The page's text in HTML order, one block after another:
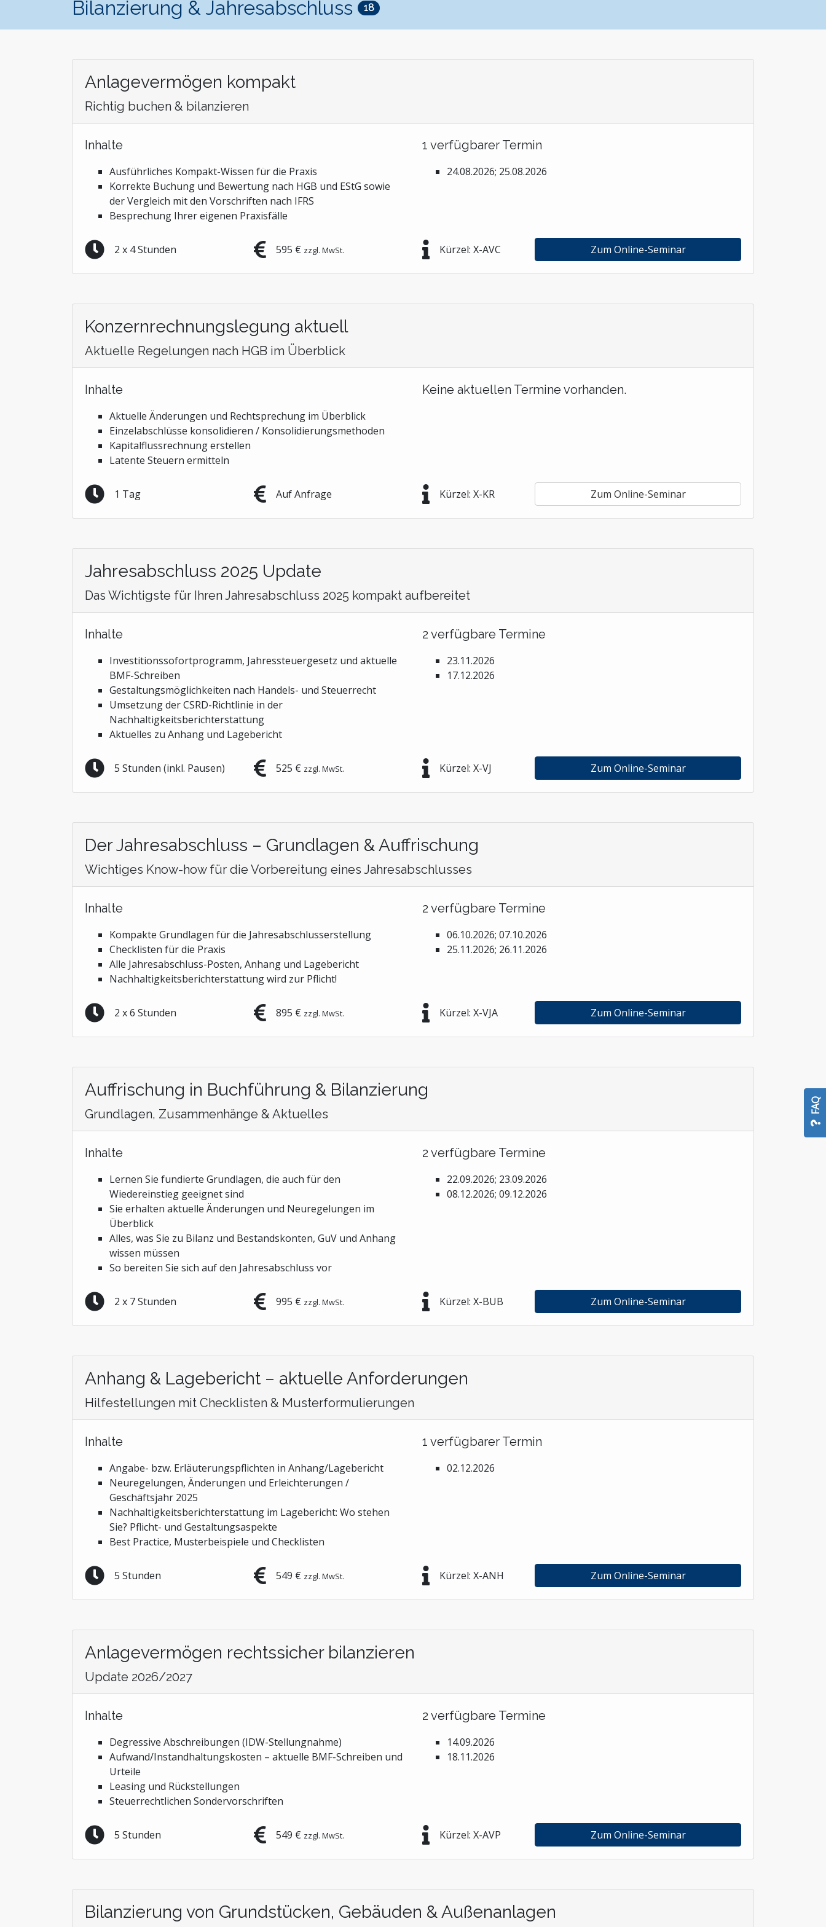
Steuern, Finanzen und Controlling
Bilanzierung & Jahresabschluss 18
Anlagevermögen kompakt
Richtig buchen & bilanzieren
Inhalte
Ausführliches Kompakt-Wissen für die Praxis
Korrekte Buchung und Bewertung nach HGB und EStG sowie
der Vergleich mit den Vorschriften nach IFRS
Besprechung Ihrer eigenen Praxisfälle
1 verfügbarer Termin
24.08.2026; 25.08.2026
2 x 4 Stunden 595 € zzgl. MwSt. Kürzel: X-AVC Zum Online-Seminar
Konzernrechnungslegung aktuell
Aktuelle Regelungen nach HGB im Überblick
Inhalte
Aktuelle Änderungen und Rechtsprechung im Überblick
Einzelabschlüsse konsolidieren / Konsolidierungsmethoden
Kapitalflussrechnung erstellen
Latente Steuern ermitteln
Keine aktuellen Termine vorhanden.
1 Tag Auf Anfrage Kürzel: X-KR Zum Online-Seminar
Jahresabschluss 2025 Update
Das Wichtigste für Ihren Jahresabschluss 2025 kompakt aufbereitet
Inhalte
Investitionssofortprogramm, Jahressteuergesetz und aktuelle
BMF-Schreiben
Gestaltungsmöglichkeiten nach Handels- und Steuerrecht
Umsetzung der CSRD-Richtlinie in der
Nachhaltigkeitsberichterstattung
Aktuelles zu Anhang und Lagebericht
2 verfügbare Termine
23.11.2026
17.12.2026
5 Stunden (inkl. Pausen) 525 € zzgl. MwSt. Kürzel: X-VJ Zum Online-Seminar
Der Jahresabschluss – Grundlagen & Auffrischung
Wichtiges Know-how für die Vorbereitung eines Jahresabschlusses
Inhalte
Kompakte Grundlagen für die Jahresabschlusserstellung
Checklisten für die Praxis
Alle Jahresabschluss-Posten, Anhang und Lagebericht
Nachhaltigkeitsberichterstattung wird zur Pflicht!
2 verfügbare Termine
06.10.2026; 07.10.2026
25.11.2026; 26.11.2026
2 x 6 Stunden 895 € zzgl. MwSt. Kürzel: X-VJA Zum Online-Seminar
Auffrischung in Buchführung & Bilanzierung
Grundlagen, Zusammenhänge & Aktuelles
Inhalte
Lernen Sie fundierte Grundlagen, die auch für den
Wiedereinstieg geeignet sind
Sie erhalten aktuelle Änderungen und Neuregelungen im
Überblick
Alles, was Sie zu Bilanz und Bestandskonten, GuV und Anhang
wissen müssen
So bereiten Sie sich auf den Jahresabschluss vor
2 verfügbare Termine
22.09.2026; 23.09.2026
08.12.2026; 09.12.2026
2 x 7 Stunden 995 € zzgl. MwSt. Kürzel: X-BUB Zum Online-Seminar
Anhang & Lagebericht – aktuelle Anforderungen
Hilfestellungen mit Checklisten & Musterformulierungen
Inhalte
Angabe- bzw. Erläuterungspflichten in Anhang/Lagebericht
Neuregelungen, Änderungen und Erleichterungen /
Geschäftsjahr 2025
Nachhaltigkeitsberichterstattung im Lagebericht: Wo stehen
Sie? Pflicht- und Gestaltungsaspekte
Best Practice, Musterbeispiele und Checklisten
1 verfügbarer Termin
02.12.2026
5 Stunden 549 € zzgl. MwSt. Kürzel: X-ANH Zum Online-Seminar
Anlagevermögen rechtssicher bilanzieren
Update 2026/2027
Inhalte
Degressive Abschreibungen (IDW-Stellungnahme)
Aufwand/Instandhaltungskosten – aktuelle BMF-Schreiben und
Urteile
Leasing und Rückstellungen
Steuerrechtlichen Sondervorschriften
2 verfügbare Termine
14.09.2026
18.11.2026
5 Stunden 549 € zzgl. MwSt. Kürzel: X-AVP Zum Online-Seminar
Bilanzierung von Grundstücken, Gebäuden & Außenanlagen
FAQ